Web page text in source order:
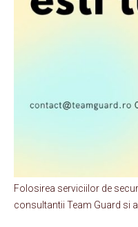
Folosirea serviciilor de
consultantii Team Guard si